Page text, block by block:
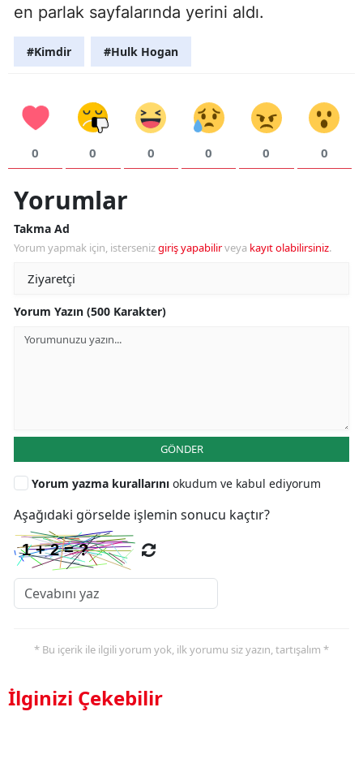
en parlak sayfalarında yerini aldı.
#Kimdir #Hulk Hogan
0 0 0 0 0 0
Yorumlar
Takma Ad
Yorum yapmak için, istersenizgiriş yapabilirveya kayıt olabilirsiniz.
Yorum Yazın (500 Karakter)
GÖNDER
Yorum yazma kurallarını okudum ve kabul ediyorum
Aşağıdaki görselde işlemin sonucu kaçtır?
* Bu içerik ile ilgili yorum yok, ilk yorumu siz yazın, tartışalım *
İlginizi Çekebilir